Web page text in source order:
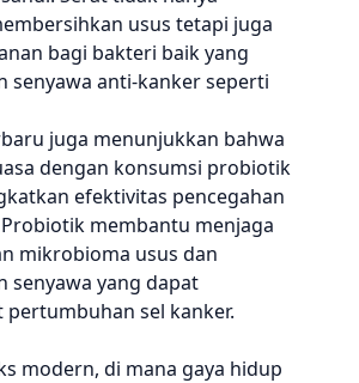
usus tetapi juga
bagi bakteri baik yang
senyawa anti-kanker seperti
juga menunjukkan bahwa
dengan konsumsi probiotik
efektivitas pencegahan
membantu menjaga
mikrobioma usus dan
senyawa yang dapat
sel kanker.
modern, di mana gaya hidup